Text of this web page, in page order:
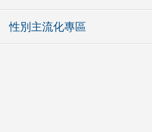
性別主流化專區